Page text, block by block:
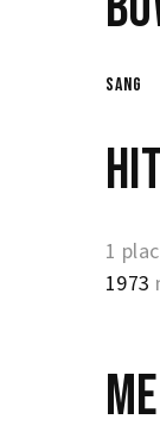
sang
1
1973